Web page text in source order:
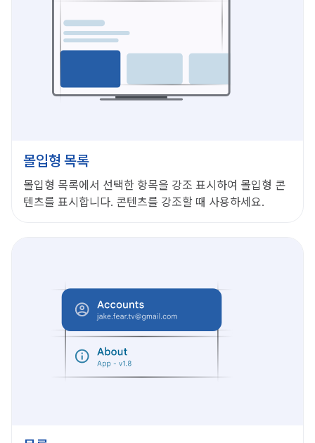
몰입형 목록
몰입형 목록에서 선택한 항목을 강조 표시하여 몰입형 콘
텐츠를 표시합니다. 콘텐츠를 강조할 때 사용하세요.